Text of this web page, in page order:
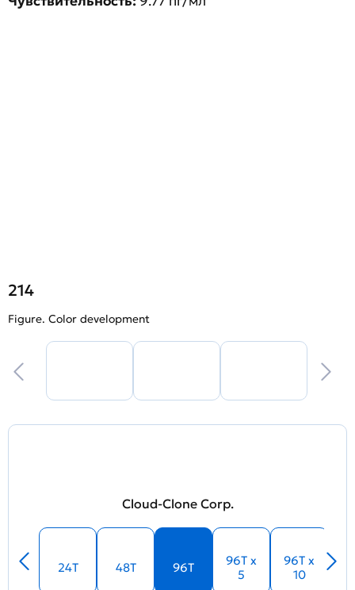
214
Figure. Color development
Cloud-Clone Corp.
24T 48T 96T
96T x
5
96T x
10